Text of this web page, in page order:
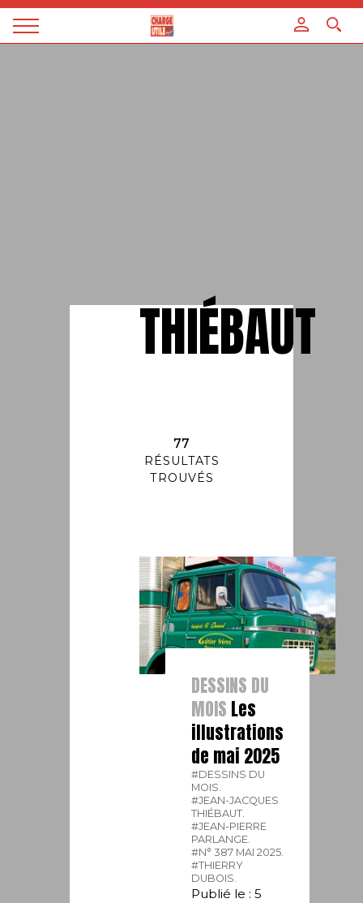
Magazine
THIÉBAUT
77
RÉSULTATS
TROUVÉS
DESSINS DU
MOIS Les
illustrations
de mai 2025
#DESSINS DU
MOIS.
#JEAN-JACQUES
THIÉBAUT.
#JEAN-PIERRE
PARLANGE.
#N° 387 MAI 2025.
#THIERRY
DUBOIS.
Publié le : 5
Panneau de gestion des cookies